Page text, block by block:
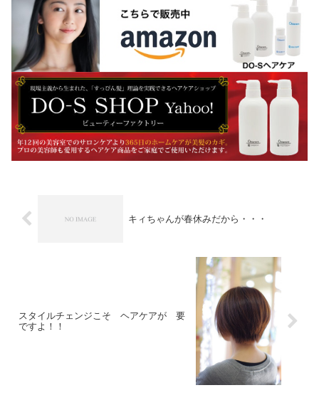
キィちゃんが春休みだから・・・
スタイルチェンジこそ ヘアケアが 要
ですよ！！